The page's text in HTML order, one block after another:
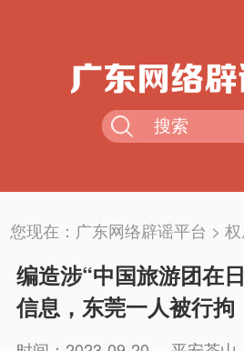
您现在： 广东网络辟谣平台 >
编造涉“中国旅游团在
信息，东莞一人被行拘